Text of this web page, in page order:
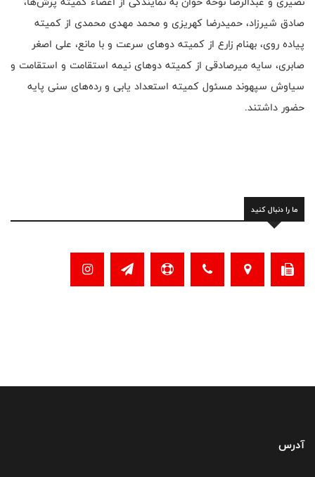
صادق شیرزاد، حمیدرضا کهریزی و محمد مهدی محمدی از کمیته
پیاده روی، بهنام زارع از کمیته دوهای سرعت و با مانع، علی اصغر
صابری، سایه میرصادقی از کمیته دوهای نیمه استقامت و استقامت و
سیاوش سپهوند مسئول کمیته استعداد یابی و رده‌های سنی پایه
حضور داشتند.
ما را دنبال کنید
آدرس